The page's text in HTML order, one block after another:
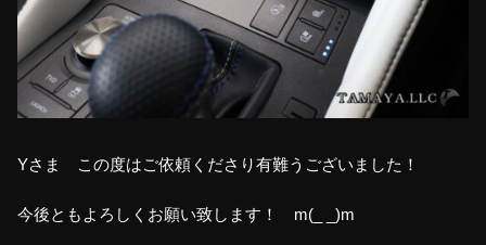
Yさま この度はご依頼くださり有難うございました！
今後ともよろしくお願い致します！ m(_ _)m